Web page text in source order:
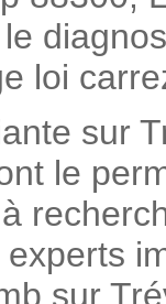
loi
sur
le
sur